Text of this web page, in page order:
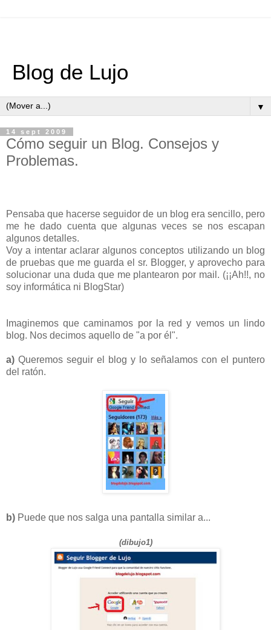
Blog de Lujo
▼
14 sept 2009
Cómo seguir un Blog. Consejos y
Problemas.
Pensaba que hacerse seguidor de un blog era sencillo, pero
me he dado cuenta que algunas veces se nos escapan
algunos detalles.
Voy a intentar aclarar algunos conceptos utilizando un blog
de pruebas que me guarda el sr. Blogger, y aprovecho para
solucionar una duda que me plantearon por mail. (¡¡Ah!!, no
soy informática ni BlogStar)
Imaginemos que caminamos por la red y vemos un lindo
blog. Nos decimos aquello de "a por él".
a) Queremos seguir el blog y lo señalamos con el puntero
del ratón.
b) Puede que nos salga una pantalla similar a...
(dibujo1)